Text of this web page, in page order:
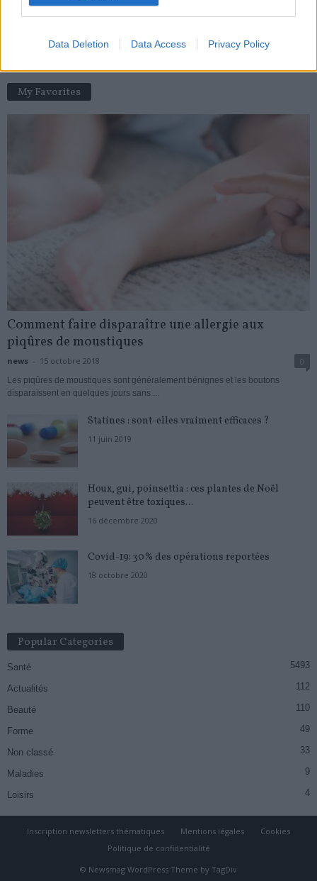
Data Deletion Data Access Privacy Policy
- 5 octobre 2020
Hammam, sauna : quels sont les risques pour la santé ?
My Favorites
Comment faire disparaître une allergie aux
piqûres de moustiques
news - 15 octobre 2018 0
Les piqûres de moustiques sont généralement bénignes et les boutons
disparaissent en quelques jours sans ...
Statines : sont-elles vraiment efficaces ?
11 juin 2019
Houx, gui, poinsettia : ces plantes de Noël
peuvent être toxiques...
16 décembre 2020
Covid-19: 30% des opérations reportées
18 octobre 2020
Popular Categories
Santé 5493
Actualités 112
Beauté 110
Forme 49
Non classé 33
Maladies 9
Loisirs 4
Inscription newsletters thématiques Mentions légales
Cookies
Politique de confidentialité
© Newsmag WordPress Theme by TagDiv